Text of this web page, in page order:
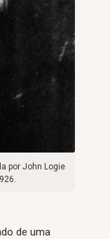
por John Logie
de uma